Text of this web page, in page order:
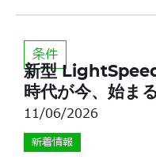
条件
新型
時代が今、始まる
11/06/2026
新着情報